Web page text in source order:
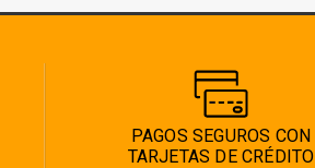
PAGOS SEGUROS CON
TARJETAS DE CRÉDITO